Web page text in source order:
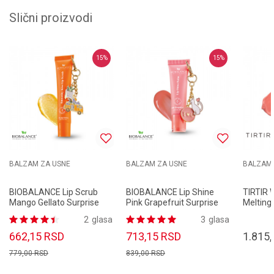
Slični proizvodi
15%
BALZAM ZA USNE
BIOBALANCE Lip Scrub
Mango Gellato Surprise
glasa
2
662,15 RSD
779,00RSD
15%
BALZAM ZA USNE
BIOBALANCE Lip Shine
Pink Grapefruit Surprise
glasa
3
713,15 RSD
839,00RSD
BALZAM
TIRTIR
Melting